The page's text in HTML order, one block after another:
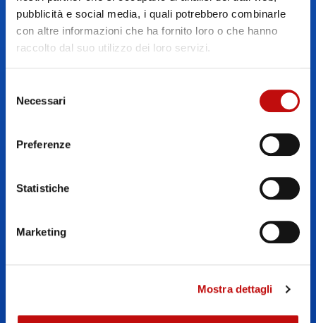
pubblicità e social media, i quali potrebbero combinarle
con altre informazioni che ha fornito loro o che hanno
raccolto dal suo utilizzo dei loro servizi.
delNecessari
Preferenze
Statistiche
Marketing
Mostra dettagli